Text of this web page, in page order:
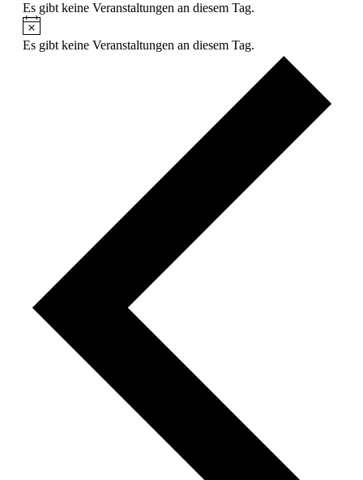
Es gibt keine Veranstaltungen an diesem Tag.
Hinweis
Es gibt keine Veranstaltungen an diesem Tag.